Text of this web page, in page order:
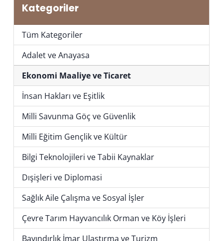
Kategoriler
Tüm Kategoriler
Adalet ve Anayasa
Ekonomi Maaliye ve Ticaret
İnsan Hakları ve Eşitlik
Milli Savunma Göç ve Güvenlik
Milli Eğitim Gençlik ve Kültür
Bilgi Teknolojileri ve Tabii Kaynaklar
Dışişleri ve Diplomasi
Sağlık Aile Çalışma ve Sosyal İşler
Çevre Tarım Hayvancılık Orman ve Köy İşleri
Bayındırlık İmar Ulaştırma ve Turizm